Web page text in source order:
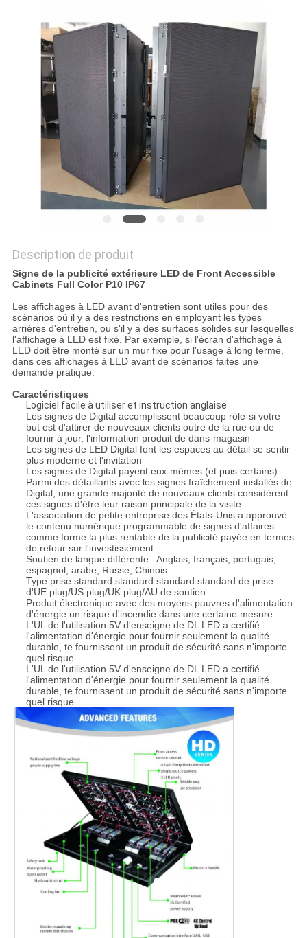
UNE
CITATION
PLAN
PRIVACY
POLICY
Description de produit
Signe de la publicité extérieure LED de Front Accessible
Cabinets Full Color P10 IP67
Les affichages à LED avant d'entretien sont utiles pour des
scénarios où il y a des restrictions en employant les types
arrières d'entretien, ou s'il y a des surfaces solides sur lesquelles
l'affichage à LED est fixé. Par exemple, si l'écran d'affichage à
LED doit être monté sur un mur fixe pour l'usage à long terme,
dans ces affichages à LED avant de scénarios faites une
demande pratique.
Caractéristiques
Logiciel facile à utiliser et instruction anglaise
Les signes de Digital accomplissent beaucoup rôle-si votre
but est d'attirer de nouveaux clients outre de la rue ou de
fournir à jour, l'information produit de dans-magasin
Les signes de LED Digital font les espaces au détail se sentir
plus moderne et l'invitation
Les signes de Digital payent eux-mêmes (et puis certains)
Parmi des détaillants avec les signes fraîchement installés de
Digital, une grande majorité de nouveaux clients considèrent
ces signes d'être leur raison principale de la visite.
L'association de petite entreprise des États-Unis a approuvé
le contenu numérique programmable de signes d'affaires
comme forme la plus rentable de la publicité payée en termes
de retour sur l'investissement.
Soutien de langue différente : Anglais, français, portugais,
espagnol, arabe, Russe, Chinois.
Type prise standard standard standard standard de prise
d'UE plug/US plug/UK plug/AU de soutien.
Produit électronique avec des moyens pauvres d'alimentation
d'énergie un risque d'incendie dans une certaine mesure.
L'UL de l'utilisation 5V d'enseigne de DL LED a certifié
l'alimentation d'énergie pour fournir seulement la qualité
durable, te fournissent un produit de sécurité sans n'importe
quel risque
L'UL de l'utilisation 5V d'enseigne de DL LED a certifié
l'alimentation d'énergie pour fournir seulement la qualité
durable, te fournissent un produit de sécurité sans n'importe
quel risque.